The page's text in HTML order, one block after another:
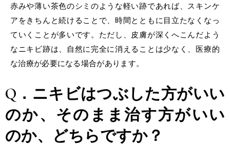
赤みや薄い茶色のシミのような軽い跡であれば、スキンケ
アをきちんと続けることで、時間とともに目立たなくなっ
ていくことが多いです。ただし、皮膚が深くへこんだよう
なニキビ跡は、自然に完全に消えることは少なく、医療的
な治療が必要になる場合があります。
Q．ニキビはつぶした方がいい
のか、そのまま治す方がいい
のか、どちらですか？